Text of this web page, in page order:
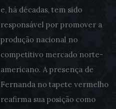
e, há décadas, tem sido
responsável por promover a
produção nacional no
competitivo mercado norte-
americano. A presença de
Fernanda no tapete vermelho
reafirma sua posição como